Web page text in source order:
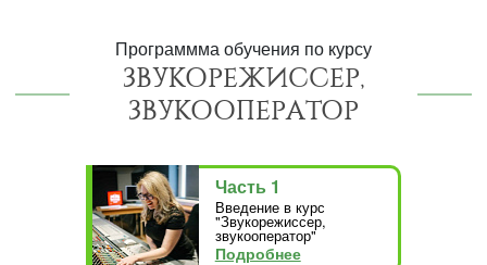
Программма обучения по курсу
ЗВУКОРЕЖИССЕР,
ЗВУКООПЕРАТОР
Часть 1
Введение в курс
"Звукорежиссер,
звукооператор"
Подробнее